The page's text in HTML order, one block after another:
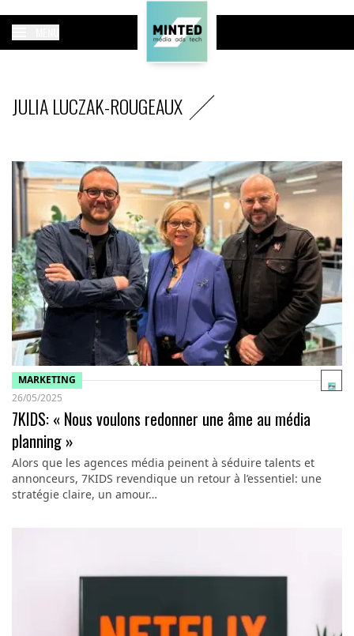
JULIA LUCZAK-ROUGEAUX
MARKETING
26/05/2025
7KIDS: « Nous voulons redonner une âme au média
planning »
Alors que les agences média peinent à séduire talents et
annonceurs, 7KIDS revendique un retour à l’essentiel: une
stratégie claire, un amour…